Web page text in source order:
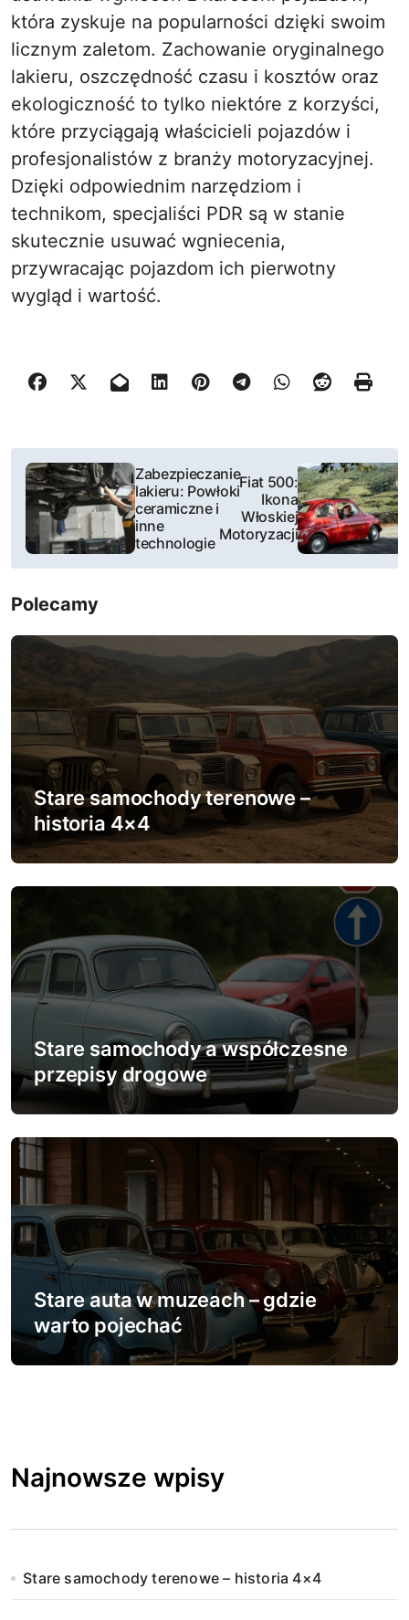
która zyskuje na popularności dzięki swoim
licznym zaletom. Zachowanie oryginalnego
lakieru, oszczędność czasu i kosztów oraz
ekologiczność to tylko niektóre z korzyści,
które przyciągają właścicieli pojazdów i
profesjonalistów z branży motoryzacyjnej.
Dzięki odpowiednim narzędziom i
technikom, specjaliści PDR są w stanie
skutecznie usuwać wgniecenia,
przywracając pojazdom ich pierwotny
wygląd i wartość.
N
w
i
g
a
c
j
a
w
p
i
u
Zabezpieczanie
lakieru: Powłoki
ceramiczne i
inne
technologie
Fiat 500:
Ikona
Włoskiej
Motoryzacji
Polecamy
Stare samochody terenowe –
historia 4×4
Stare samochody a współczesne
przepisy drogowe
Stare auta w muzeach – gdzie
warto pojechać
Najnowsze wpisy
Stare samochody terenowe – historia 4×4